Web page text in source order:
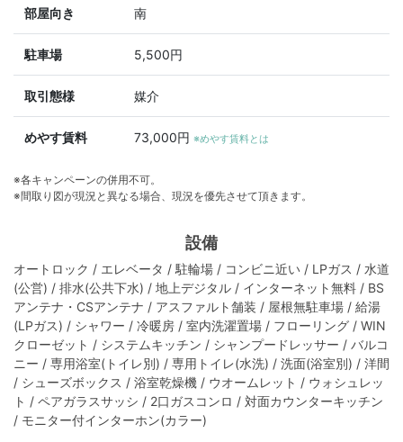
部屋向き 南
駐車場 5,500円
取引態様 媒介
めやす賃料 73,000円 ※めやす賃料とは
※各キャンペーンの併用不可。
※間取り図が現況と異なる場合、現況を優先させて頂きます。
設備
オートロック / エレベータ / 駐輪場 / コンビニ近い / LPガス / 水道
(公営) / 排水(公共下水) / 地上デジタル / インターネット無料 / BS
アンテナ・CSアンテナ / アスファルト舗装 / 屋根無駐車場 / 給湯
(LPガス) / シャワー / 冷暖房 / 室内洗濯置場 / フローリング / WIN
クローゼット / システムキッチン / シャンプードレッサー / バルコ
ニー / 専用浴室(トイレ別) / 専用トイレ(水洗) / 洗面(浴室別) / 洋間
/ シューズボックス / 浴室乾燥機 / ウオームレット / ウォシュレッ
ト / ペアガラスサッシ / 2口ガスコンロ / 対面カウンターキッチン
/ モニター付インターホン(カラー)